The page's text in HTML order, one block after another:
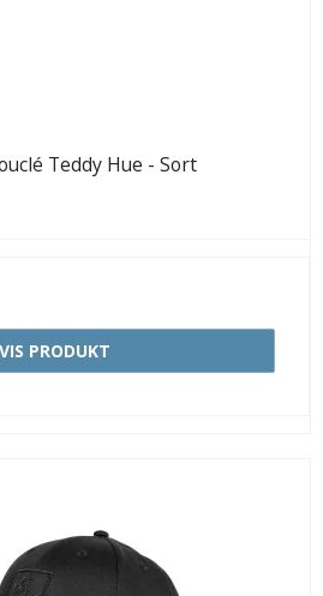
Teddy Hue - Sort
VIS PRODUKT